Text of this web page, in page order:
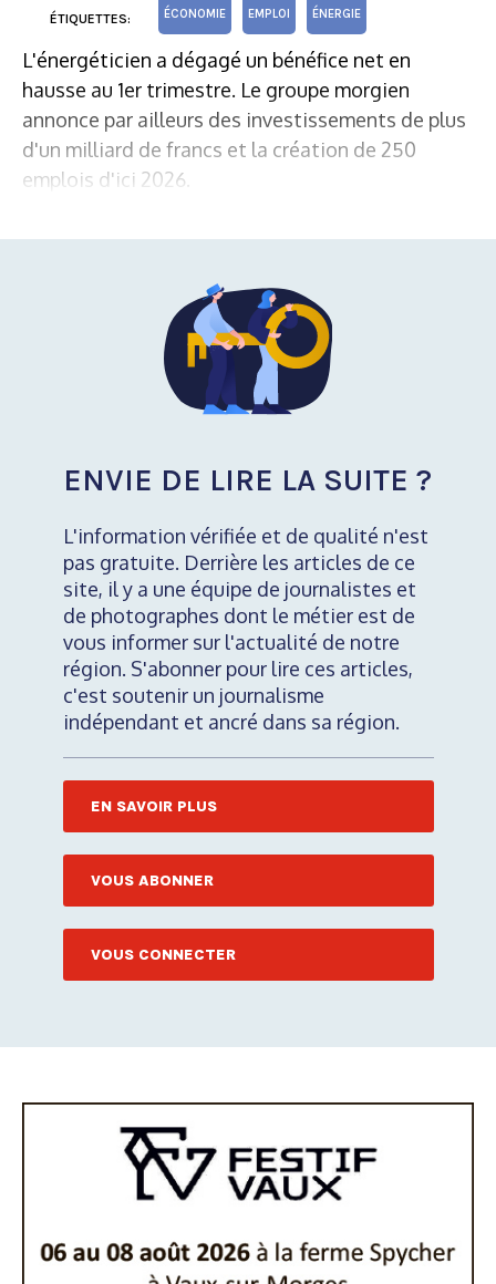
ÉTIQUETTES: ÉCONOMIE EMPLOI ÉNERGIE
L'énergéticien a dégagé un bénéfice net en
hausse au 1er trimestre. Le groupe morgien
annonce par ailleurs des investissements de plus
d'un milliard de francs et la création de 250
emplois d'ici 2026.
ENVIE DE LIRE LA SUITE ?
L'information vérifiée et de qualité n'est
pas gratuite. Derrière les articles de ce
site, il y a une équipe de journalistes et
de photographes dont le métier est de
vous informer sur l'actualité de notre
région. S'abonner pour lire ces articles,
c'est soutenir un journalisme
indépendant et ancré dans sa région.
EN SAVOIR PLUS
VOUS ABONNER
VOUS CONNECTER